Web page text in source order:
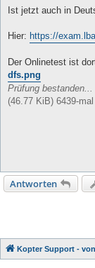
i
a
g
Ist jetzt auch in
Hier: https://
Der Onlinetest ist
dfs.png
Prüfung bestanden...
(46.77 KiB) 6439-
Antworten
Kopter Support -